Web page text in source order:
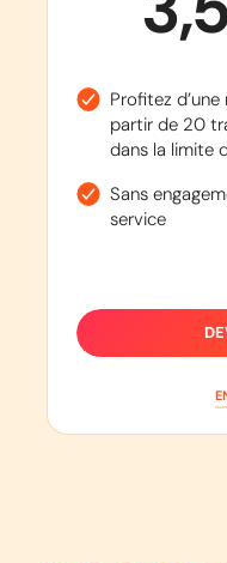
AUTOROUTE
Sedan
Lauterbourg
Profitez
partir de 20
dans la limite
Sans
service